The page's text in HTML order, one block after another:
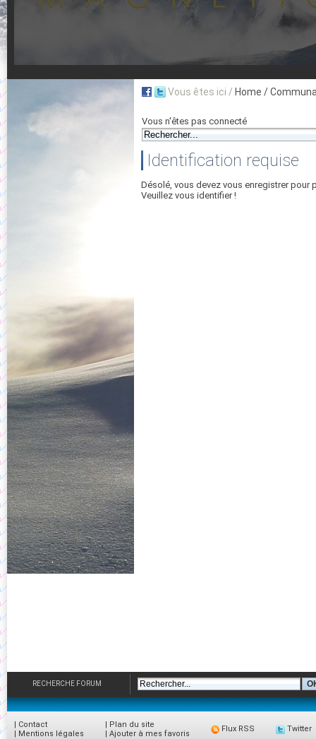
Vous êtes ici / Home /
Vous n'êtes pas connecté
Identification requise
Désolé, vous devez vous enregistrer pour
Veuillez vous identifier !
RECHERCHE FORUM
| Contact
| Mentions légales
| Plan du site
| Ajouter à mes favoris
Flux RSS Twitter